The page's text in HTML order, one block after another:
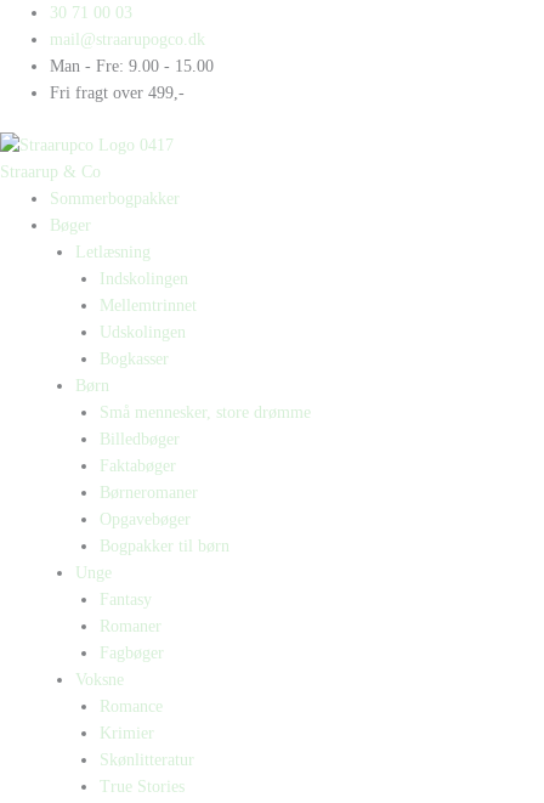
indholdet
30 71 00 03
mail@straarupogco.dk
Man - Fre: 9.00 - 15.00
Fri fragt over 499,-
Straarup & Co
Sommerbogpakker
Bøger
Letlæsning
Indskolingen
Mellemtrinnet
Udskolingen
Bogkasser
Børn
Små mennesker, store drømme
Billedbøger
Faktabøger
Børneromaner
Opgavebøger
Bogpakker til børn
Unge
Fantasy
Romaner
Fagbøger
Voksne
Romance
Krimier
Skønlitteratur
True Stories
Products
search
Products
search
Beatles